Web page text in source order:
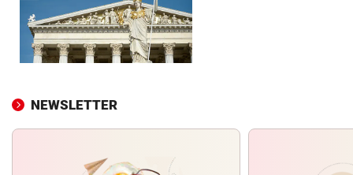
NEWSLETTER